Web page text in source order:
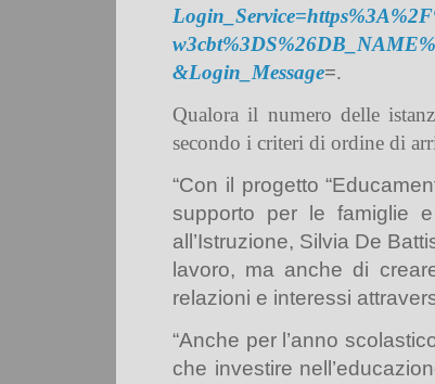
&Login_Message=.
Qualora il numero delle
secondo i criteri di ordine di
“Con il progetto“
supporto per le famiglie e
all’Istruzione, Silvia De
lavoro, ma anche di
relazioni e interessi
“Anche per l’anno
che investire